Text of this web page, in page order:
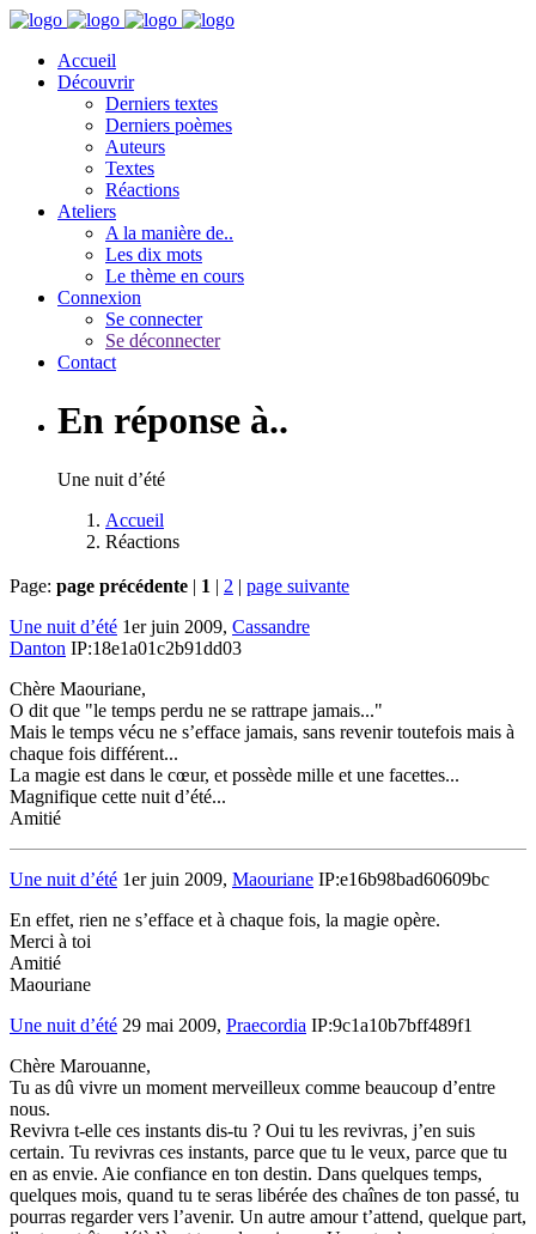
Accueil
Découvrir
Derniers textes
Derniers poèmes
Auteurs
Textes
Réactions
Ateliers
A la manière de..
Les dix mots
Le thème en cours
Connexion
Se connecter
Se déconnecter
Contact
En réponse à..
Une nuit d’été
Accueil
Réactions
Page: page précédente | 1 | 2 | page suivante
Une nuit d’été 1er juin 2009, Cassandre
Danton IP:18e1a01c2b91dd03
Chère Maouriane,
O dit que "le temps perdu ne se rattrape jamais..."
Mais le temps vécu ne s’efface jamais, sans revenir toutefois mais à
chaque fois différent...
La magie est dans le cœur, et possède mille et une facettes...
Magnifique cette nuit d’été...
Amitié
Une nuit d’été 1er juin 2009, Maouriane IP:e16b98bad60609bc
En effet, rien ne s’efface et à chaque fois, la magie opère.
Merci à toi
Amitié
Maouriane
Une nuit d’été 29 mai 2009, Praecordia IP:9c1a10b7bff489f1
Chère Marouanne,
Tu as dû vivre un moment merveilleux comme beaucoup d’entre
nous.
Revivra t-elle ces instants dis-tu ? Oui tu les revivras, j’en suis
certain. Tu revivras ces instants, parce que tu le veux, parce que tu
en as envie. Aie confiance en ton destin. Dans quelques temps,
quelques mois, quand tu te seras libérée des chaînes de ton passé, tu
pourras regarder vers l’avenir. Un autre amour t’attend, quelque part,